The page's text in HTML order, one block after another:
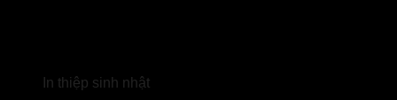
In thiệp sinh nhật